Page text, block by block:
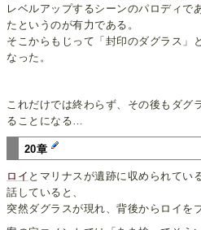
レベルアップするシーンのパロディで
たというのが有力である。
そこからもじって「封印のダグラス」
なった。
これだけでは終わらず、その後もダグ
ることになる…
20章
ロイ とマリナスが遺跡に収められて
話していると、
突然ダグラスが現れ、背後からロイを